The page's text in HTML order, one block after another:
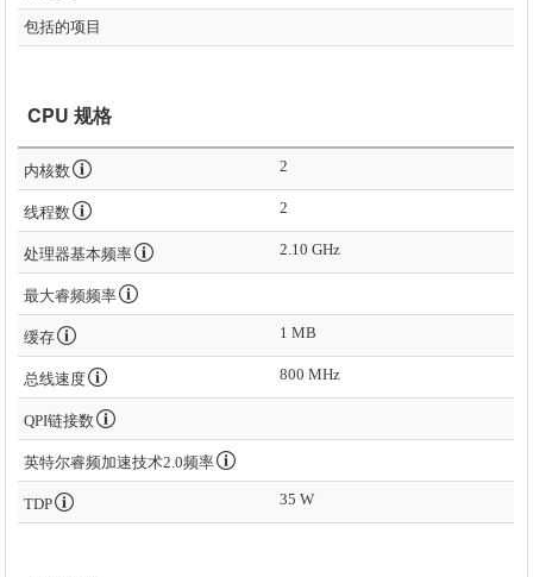
包括的项目
CPU 规格
内核数 2
线程数 2
处理器基本频率 2.10 GHz
最大睿频频率
缓存 1 MB
总线速度 800 MHz
QPI链接数
英特尔睿频加速技术2.0频率
TDP 35 W